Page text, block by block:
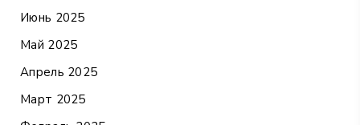
Июнь 2025
Май 2025
Апрель 2025
Март 2025